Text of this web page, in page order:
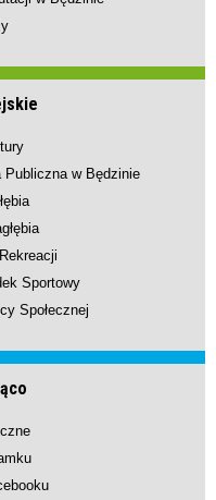
Publiczna w Będzinie
Sportowy
Społecznej